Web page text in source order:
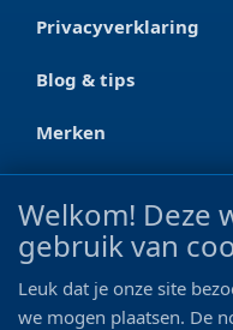
Privacyverklaring
Blog & tips
Merken
Ootmarsumseweg
0546 - 622 990
Welkom! Deze
gebruik van
Leuk dat je onze site
we mogen plaatsen. De